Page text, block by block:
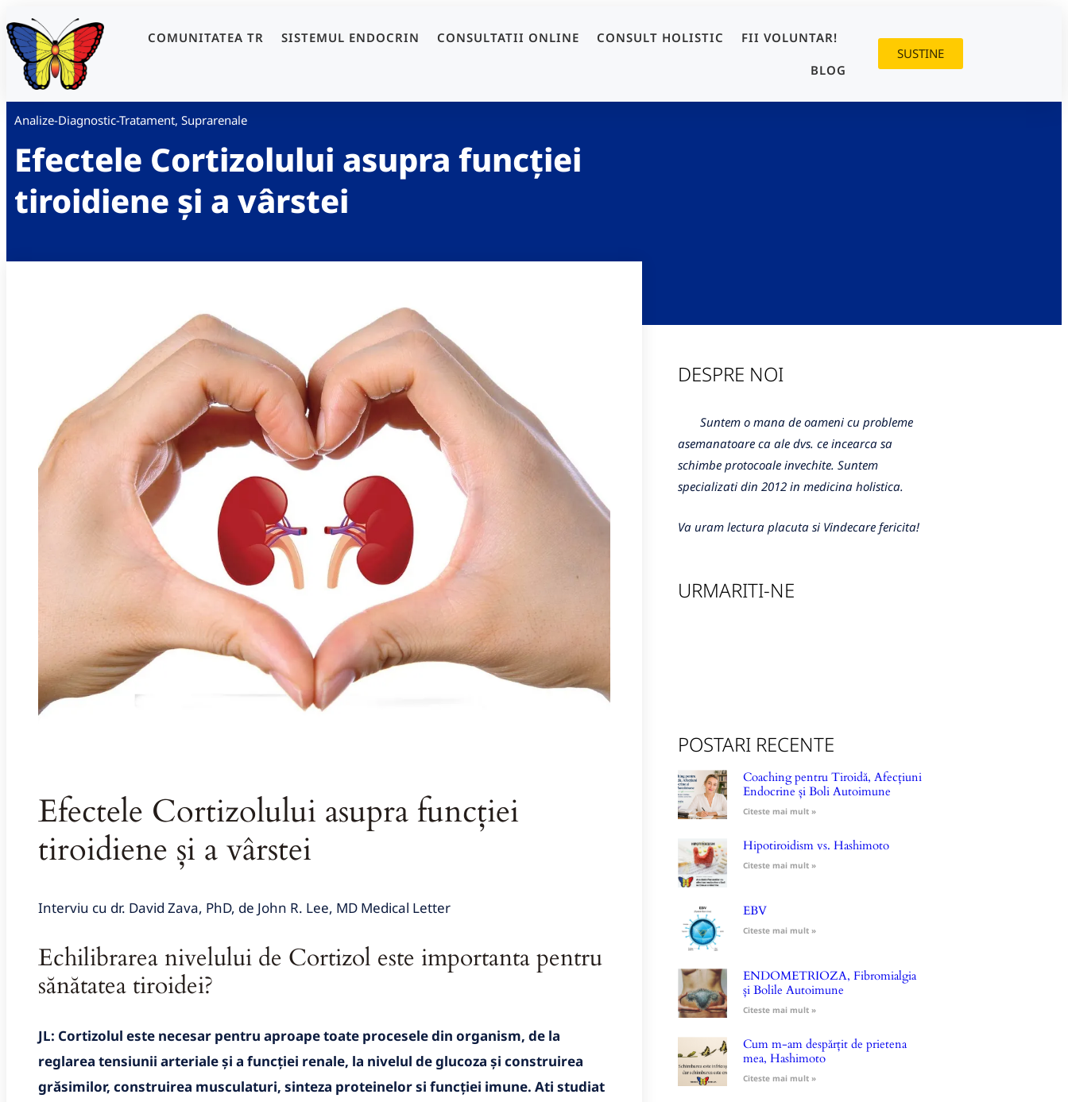
COMUNITATEA TR SISTEMUL ENDOCRIN CONSULTATII ONLINE CONSULT HOLISTIC FII VOLUNTAR!
BLOG
SUSTINE
Analize-Diagnostic-Tratament, Suprarenale
Efectele Cortizolului asupra funcției
tiroidiene și a vârstei
Efectele Cortizolului asupra funcției
tiroidiene și a vârstei
Interviu cu dr. David Zava, PhD, de John R. Lee, MD Medical Letter
Echilibrarea nivelului de Cortizol este importanta pentru
sănătatea tiroidei?
JL: Cortizolul este necesar pentru aproape toate procesele din organism, de la
reglarea tensiunii arteriale și a funcției renale, la nivelul de glucoza și construirea
grăsimilor, construirea musculaturi, sinteza proteinelor si funcției imune. Ati studiat
DESPRE NOI
Suntem o mana de oameni cu probleme
asemanatoare ca ale dvs. ce incearca sa
schimbe protocoale invechite. Suntem
specializati din 2012 in medicina holistica.
Va uram lectura placuta si Vindecare fericita!
URMARITI-NE
POSTARI RECENTE
Coaching pentru Tiroidă, Afecțiuni
Endocrine și Boli Autoimune
Citeste mai mult »
Hipotiroidism vs. Hashimoto
Citeste mai mult »
EBV
Citeste mai mult »
ENDOMETRIOZA, Fibromialgia
și Bolile Autoimune
Citeste mai mult »
Cum m-am despărțit de prietena
mea, Hashimoto
Citeste mai mult »